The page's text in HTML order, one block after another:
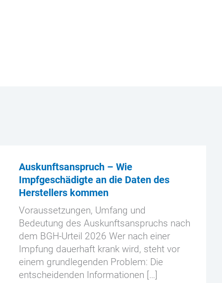
Auskunftsanspruch – Wie
Impfgeschädigte an die Daten des
Herstellers kommen
Voraussetzungen, Umfang und
Bedeutung des Auskunftsanspruchs nach
dem BGH-Urteil 2026 Wer nach einer
Impfung dauerhaft krank wird, steht vor
einem grundlegenden Problem: Die
entscheidenden Informationen […]